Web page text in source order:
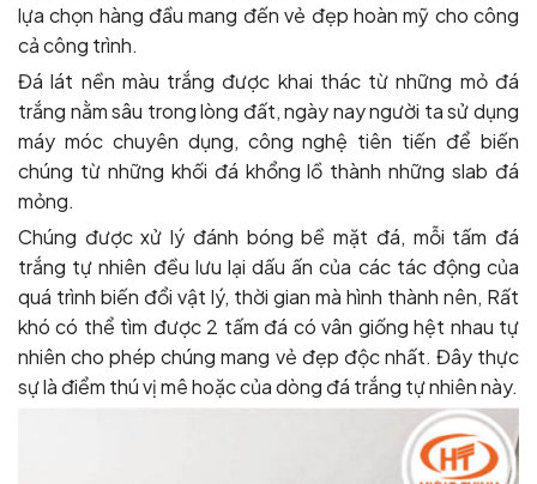
lựa chọn hàng đầu mang đến vẻ đẹp hoàn mỹ cho công
cả công trình.
Đá lát nền màu trắng được khai thác từ những mỏ đá
trắng nằm sâu trong lòng đất, ngày nay người ta sử dụng
máy móc chuyên dụng, công nghệ tiên tiến để biến
chúng từ những khối đá khổng lồ thành những slab đá
mỏng.
Chúng được xử lý đánh bóng bề mặt đá, mỗi tấm đá
trắng tự nhiên đều lưu lại dấu ấn của các tác động của
quá trình biến đổi vật lý, thời gian mà hình thành nên, Rất
khó có thể tìm được 2 tấm đá có vân giống hệt nhau tự
nhiên cho phép chúng mang vẻ đẹp độc nhất. Đây thực
sự là điểm thú vị mê hoặc của dòng đá trắng tự nhiên này.